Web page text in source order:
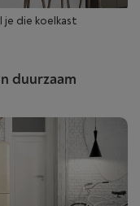
je die koelkast
duurzaam